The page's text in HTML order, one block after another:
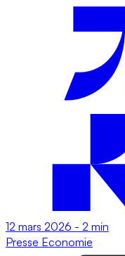
12 mars 2026 - 2 min
Presse Economie